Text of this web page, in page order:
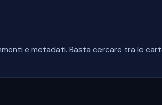
e metadati. Basta cercare tra le